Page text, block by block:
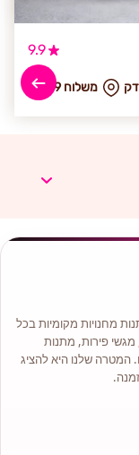
9.9
₪ משלוח 89
מחנויות מקומיות בכל
פירות, מתנות
המטרה שלנו היא להציג